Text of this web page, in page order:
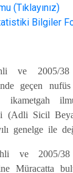
(Tıklayınız)
Bilgiler
ve 2005/38
geçen
(Adli Sicil
genelge ile
ve 2005/38
Müracatta